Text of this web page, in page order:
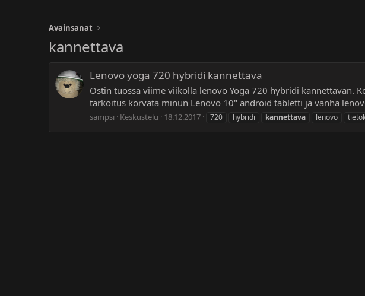
Avainsanat
kannettava
Lenovo yoga 720 hybridi kannettava
Ostin tuossa viime viikolla lenovo Yoga 720 hybridi kannettavan.
tarkoitus korvata minun Lenovo 10" android tabletti ja vanha
sampsi Keskustelu 18.12.2017 720 hybridi kannettava lenovo